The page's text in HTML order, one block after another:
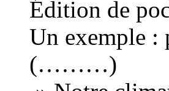
Édition de
Un exemple
(………)